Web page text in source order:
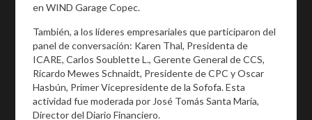
en WIND Garage Copec.
También, a los líderes empresariales que participaron del
panel de conversación: Karen Thal, Presidenta de
ICARE, Carlos Soublette L., Gerente General de CCS,
Ricardo Mewes Schnaidt, Presidente de CPC y Oscar
Hasbún, Primer Vicepresidente de la Sofofa. Esta
actividad fue moderada por José Tomás Santa María,
Director del Diario Financiero.